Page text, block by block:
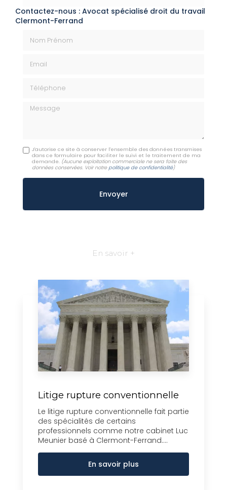
Contactez-nous : Avocat spécialisé droit du travail
Clermont-Ferrand
Message
J'autorise ce site à conserver l'ensemble des données transmises
dans ce formulaire pour faciliter le suivi et le traitement de ma
demande. (Aucune exploitation commerciale ne sera faite des
données conservées. Voir notre politique de confidentialité)
En savoir +
Litige rupture conventionnelle
Le litige rupture conventionnelle fait partie
des spécialités de certains
professionnels comme notre cabinet Luc
Meunier basé à Clermont-Ferrand....
En savoir plus